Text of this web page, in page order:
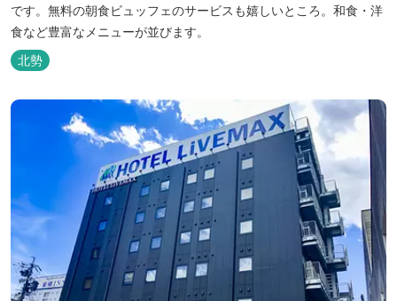
です。無料の朝食ビュッフェのサービスも嬉しいところ。和食・洋
食など豊富なメニューが並びます。
北勢